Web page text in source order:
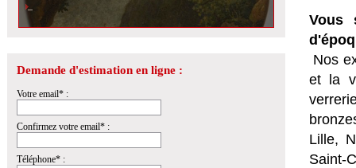
Demande d'estimation en ligne :
Votre email* :
Confirmez votre email* :
Téléphone* :
Vous
Nos
et la
Lille,
Saint-